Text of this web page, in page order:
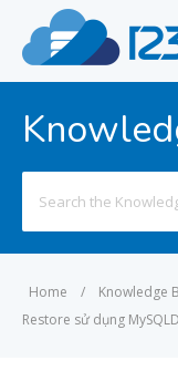
for:
Home / Knowledge
Restore sử dụng